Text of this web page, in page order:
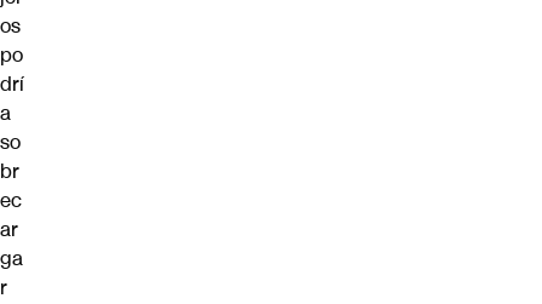
os
po
drí
a
so
br
ec
ar
ga
r